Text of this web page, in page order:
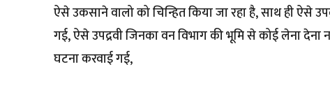
ऐसे उकसाने वालो को चिन्हित किया जा रहा है, साथ ही ऐसे
गई, ऐसे उपद्रवी जिनका वन विभाग की भूमि से कोई लेना देना
घटना करवाई गई,